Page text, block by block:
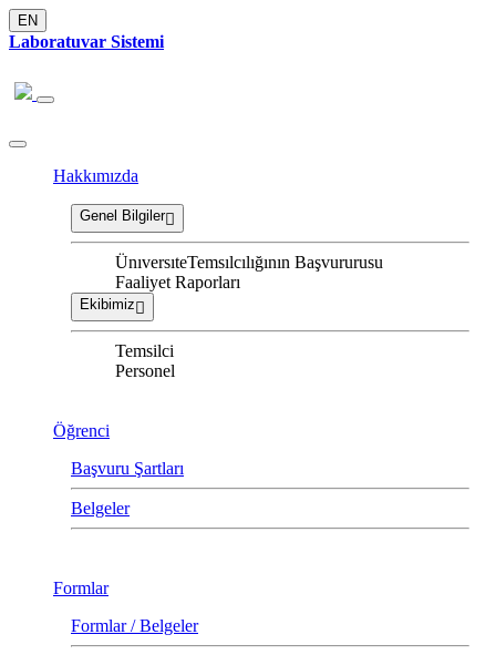
EN
Laboratuvar Sistemi
Hakkımızda
Genel Bilgiler
ÜnıversıteTemsılcılığının Başvururusu
Faaliyet Raporları
Ekibimiz
Temsilci
Personel
Öğrenci
Başvuru Şartları
Belgeler
Formlar
Formlar / Belgeler